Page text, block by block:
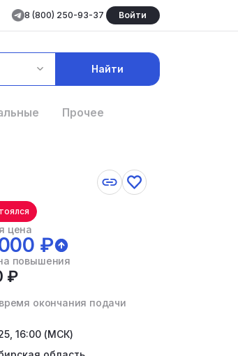
8 (800) 250-93-37 Войти
Найти
Прочее
цена
₽
повышения
₽
окончания подачи
16:00 (МСК)